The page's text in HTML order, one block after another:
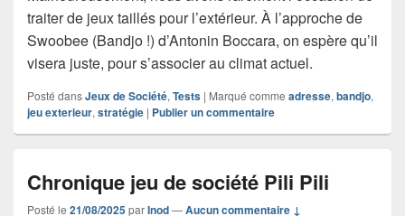
traiter de jeux taillés pour l’extérieur. À l’approche de
Swoobee (Bandjo !) d’Antonin Boccara, on espère qu’il
visera juste, pour s’associer au climat actuel.
Posté dansJeux de Société, Tests | Marqué comme adresse, bandjo,
jeu exterieur, stratégie | Publier un commentaire
Chronique jeu de société Pili Pili
Posté le 21/08/2025parInod—Aucun commentaire ↓